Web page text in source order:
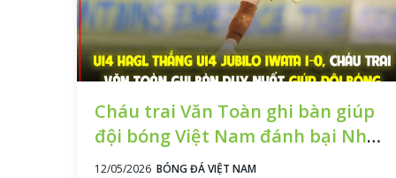
Cháu trai Văn Toàn ghi bàn giúp
đội bóng Việt Nam đánh bại Nhật
Bản
12/05/2026 BÓNG ĐÁ VIỆT NAM